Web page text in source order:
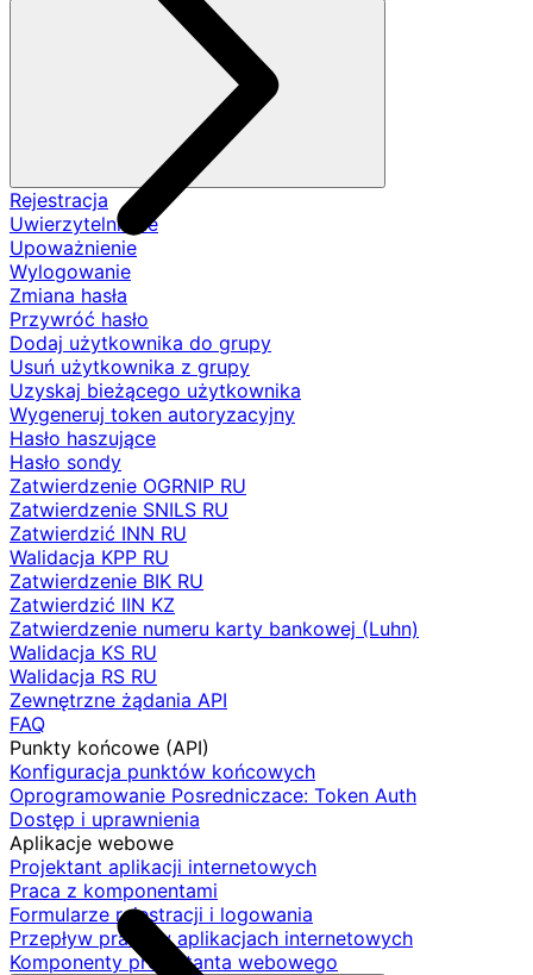
Rejestracja
Uwierzytelnianie
Upoważnienie
Wylogowanie
Zmiana hasła
Przywróć hasło
Dodaj użytkownika do grupy
Usuń użytkownika z grupy
Uzyskaj bieżącego użytkownika
Wygeneruj token autoryzacyjny
Hasło haszujące
Hasło sondy
Zatwierdzenie OGRNIP RU
Zatwierdzenie SNILS RU
Zatwierdzić INN RU
Walidacja KPP RU
Zatwierdzenie BIK RU
Zatwierdzić IIN KZ
Zatwierdzenie numeru karty bankowej (Luhn)
Walidacja KS RU
Walidacja RS RU
Zewnętrzne żądania API
FAQ
Punkty końcowe (API)
Konfiguracja punktów końcowych
Oprogramowanie Posredniczace: Token Auth
Dostęp i uprawnienia
Aplikacje webowe
Projektant aplikacji internetowych
Praca z komponentami
Formularze rejestracji i logowania
Przepływ pracy w aplikacjach internetowych
Komponenty projektanta webowego